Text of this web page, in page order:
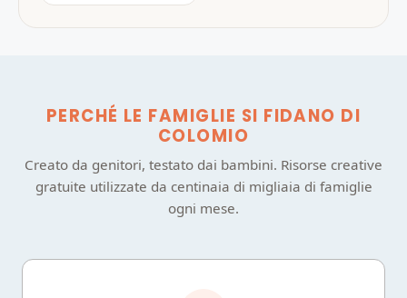
PERCHÉ LE FAMIGLIE SI FIDANO DI
COLOMIO
Creato da genitori, testato dai bambini. Risorse creative
gratuite utilizzate da centinaia di migliaia di famiglie
ogni mese.